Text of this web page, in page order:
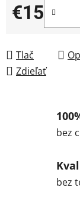
€15
Jednotková
Tlač
Zdieľať
bez
bez